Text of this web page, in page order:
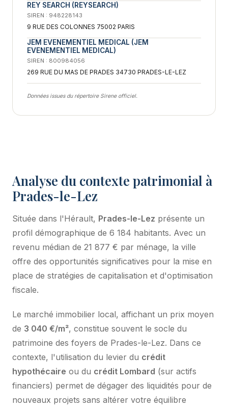
Analyse du contexte patrimonial à
Prades-le-Lez
Située dans l'Hérault, Prades-le-Lez présente un
profil démographique de 6 184 habitants. Avec un
revenu médian de 21 877 € par ménage, la ville
offre des opportunités significatives pour la mise en
place de stratégies de capitalisation et d'optimisation
fiscale.
Le marché immobilier local, affichant un prix moyen
de 3 040 €/m², constitue souvent le socle du
patrimoine des foyers de Prades-le-Lez. Dans ce
contexte, l'utilisation du levier du crédit
hypothécaire ou du crédit Lombard (sur actifs
financiers) permet de dégager des liquidités pour de
nouveaux projets sans altérer votre équilibre
REY SEARCH (REYSEARCH)
SIREN : 948228143
9 RUE DES COLONNES 75002 PARIS
JEM EVENEMENTIEL MEDICAL (JEM
EVENEMENTIEL MEDICAL)
SIREN : 800984056
269 RUE DU MAS DE PRADES 34730 PRADES-LE-LEZ
Données issues du répertoire Sirene officiel.